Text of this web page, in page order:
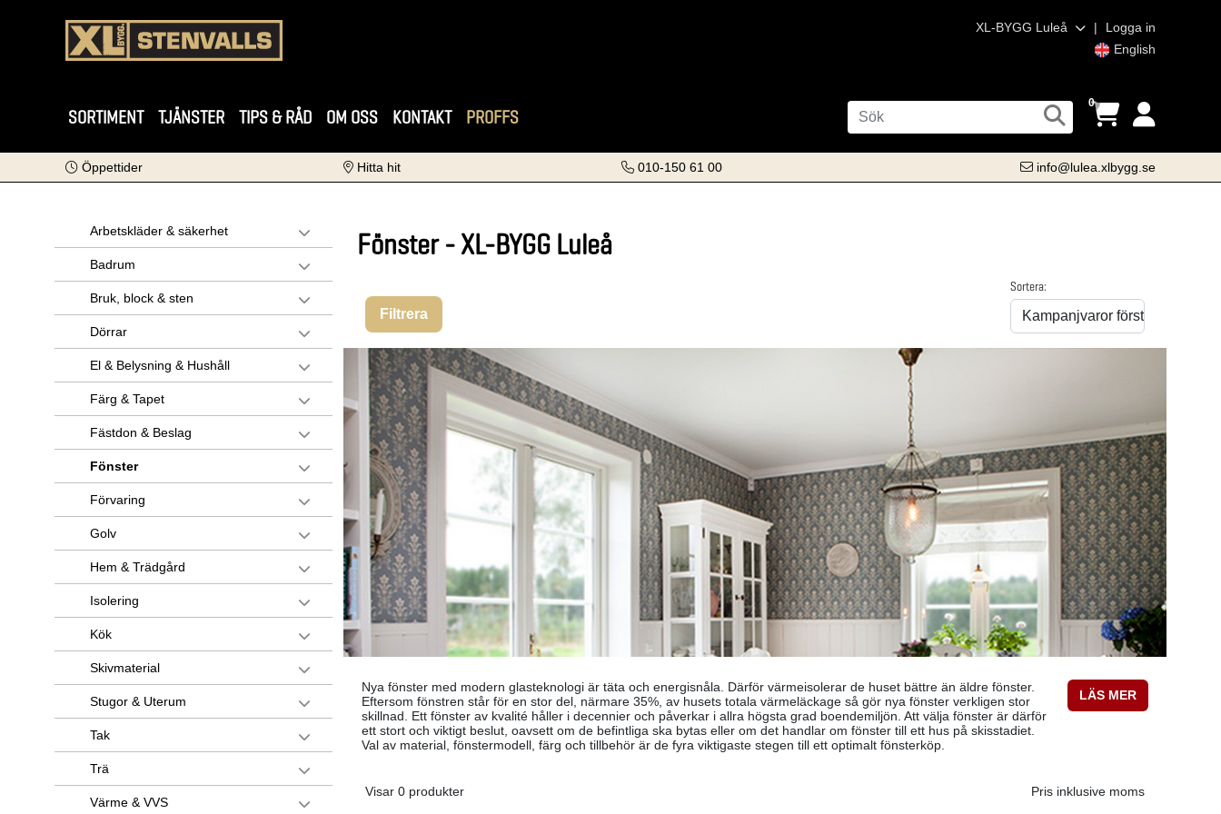
XL-BYGG Luleå |
Logga in
English
SORTIMENT TJÄNSTER TIPS & RÅD OM OSS KONTAKT PROFFS
0
Öppettider Hitta hit 010-150 61 00 info@lulea.xlbygg.se
Arbetskläder & säkerhet
Badrum
Bruk, block & sten
Dörrar
El & Belysning & Hushåll
Färg & Tapet
Fästdon & Beslag
Fönster
Förvaring
Golv
Hem & Trädgård
Isolering
Kök
Skivmaterial
Stugor & Uterum
Tak
Trä
Värme & VVS
Fönster - XL-BYGG Luleå
Filtrera
Sortera:
LÄS MER
Nya fönster med modern glasteknologi är täta och energisnåla. Därför värmeisolerar de huset bättre än äldre fönster.
Eftersom fönstren står för en stor del, närmare 35%, av husets totala värmeläckage så gör nya fönster verkligen stor
skillnad. Ett fönster av kvalité håller i decennier och påverkar i allra högsta grad boendemiljön. Att välja fönster är därför
ett stort och viktigt beslut, oavsett om de befintliga ska bytas eller om det handlar om fönster till ett hus på skisstadiet.
Val av material, fönstermodell, färg och tillbehör är de fyra viktigaste stegen till ett optimalt fönsterköp.
Visar 0 produkter Pris inklusive moms